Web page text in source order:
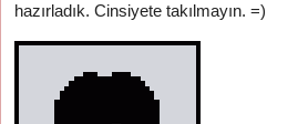
hazırladık. Cinsiyete takılmayın. =)